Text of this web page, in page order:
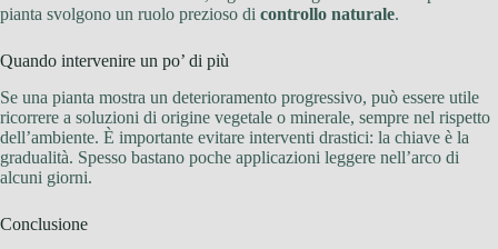
pianta svolgono un ruolo prezioso di controllo naturale.
Quando intervenire un po’ di più
Se una pianta mostra un deterioramento progressivo, può essere utile
ricorrere a soluzioni di origine vegetale o minerale, sempre nel rispetto
dell’ambiente. È importante evitare interventi drastici: la chiave è la
gradualità. Spesso bastano poche applicazioni leggere nell’arco di
alcuni giorni.
Conclusione